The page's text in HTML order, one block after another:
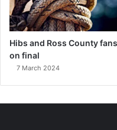
Hibs and Ross County fans
on final
7 March 2024